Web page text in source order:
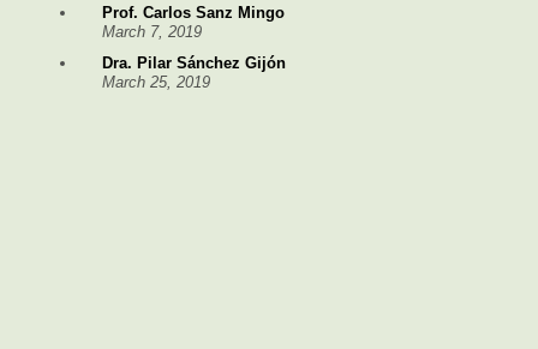
Prof. Carlos Sanz Mingo
March 7, 2019
Dra. Pilar Sánchez Gijón
March 25, 2019